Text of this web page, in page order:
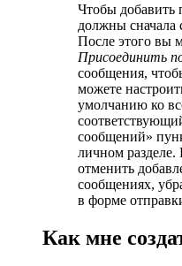
Чтобы
должны сначала
После этого вы
Присоединить
сообщения,
можете
умолчанию ко
сообщений»
личном
отменить
сообщениях,
в форме
Как мне